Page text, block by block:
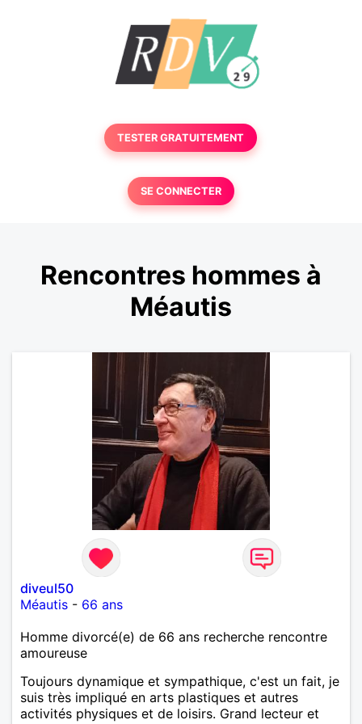
TESTER GRATUITEMENT
SE CONNECTER
Rencontres hommes à
Méautis
diveul50
Méautis - 66 ans
Homme divorcé(e) de 66 ans recherche rencontre
amoureuse
Toujours dynamique et sympathique, c'est un fait, je
suis très impliqué en arts plastiques et autres
activités physiques et de loisirs. Grand lecteur et